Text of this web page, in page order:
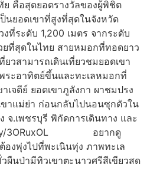
คือสุดยอดรางวัลของผู้พิชิต
นยอดเขาที่สูงที่สุดในจังหวัด
ที่ระดับ 1,200 เมตร จากระดับ
ที่สุดในไทย สายหมอกที่ทอดยาว
วสามารถเดินเที่ยวชมยอดเขา
ระอาทิตย์ขึ้นและทะเลหมอกที่
เจดีย์ ยอดเขาภูลังกา ผาชมปรง
าแม่ย่า ก่อนกลับไปนอนซุกตัวใน
จ.เพชรบุรี พิกัดการเดินทาง และ
3ORuxOL อยากดู
งพุ่งไปที่พะเนินทุ่ง ภาพทะเล
นป่ามีทิวเขาตะนาวศรีสีเขียวสด